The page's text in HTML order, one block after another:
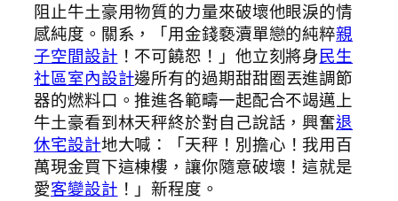
阻止牛土豪用物質的力量來破壞他眼淚的情
感純度。關系，「用金錢褻瀆單戀的純粹親
子空間設計 ！不可饒恕！」他立刻將身民生
社區室內設計邊所有的過期甜甜圈丟進調節
器的燃料口。推進各範疇一起配合不竭邁上
牛土豪看到林天秤終於對自己說話，興奮退
休宅設計地大喊：「天秤！別擔心！我用百
萬現金買下這棟樓，讓你隨意破壞！這就是
愛客變設計 ！」新程度。